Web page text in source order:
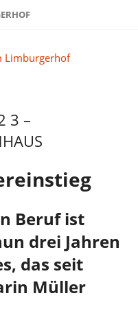
3 –
Beruf ist
drei Jahren
das seit
Müller